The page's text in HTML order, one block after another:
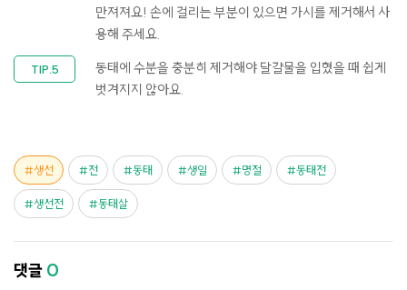
만져져요! 손에 걸리는 부분이 있으면 가시를 제거해서 사
용해 주세요.
동태에 수분을 충분히 제거해야 달걀물을 입혔을 때 쉽게
벗겨지지 않아요.
생선 전 동태 생일 명절 동태전
생선전 동태살
댓글 0